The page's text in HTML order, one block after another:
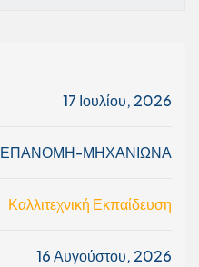
17 Ιουλίου, 2026
ΕΠΑΝΟΜΗ-ΜΗΧΑΝΙΩΝΑ
Καλλιτεχνική Εκπαίδευση
16 Αυγούστου, 2026